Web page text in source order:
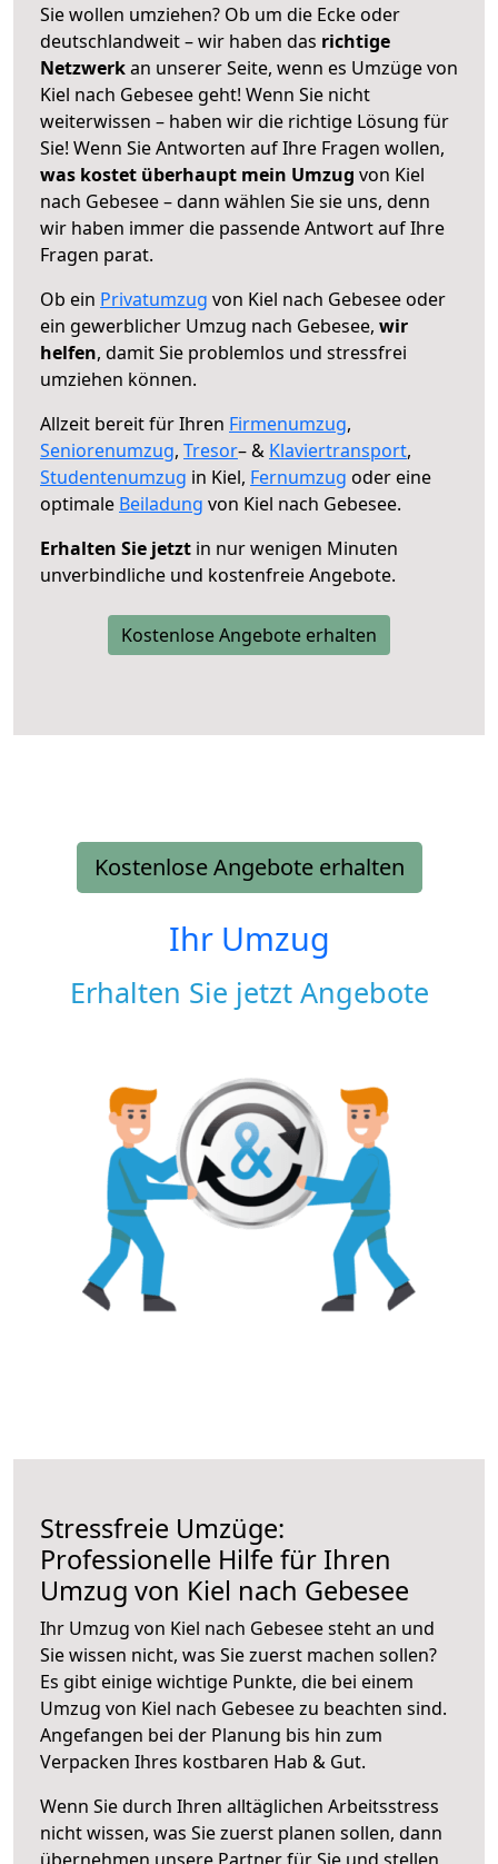
Sie wollen umziehen? Ob um die Ecke oder
deutschlandweit – wir haben das richtige
Netzwerkan unserer Seite, wenn es Umzüge von
Kiel nach Gebesee geht! Wenn Sie nicht
weiterwissen – haben wir die richtige Lösung für
Sie! Wenn Sie Antworten auf Ihre Fragen wollen,
was kostet überhaupt mein Umzug von Kiel
nach Gebesee – dann wählen Sie sie uns, denn
wir haben immer die passende Antwort auf Ihre
Fragen parat.
Ob ein Privatumzug von Kiel nach Gebesee oder
ein gewerblicher Umzug nach Gebesee, wir
helfen, damit Sie problemlos und stressfrei
umziehen können.
Allzeit bereit für Ihren Firmenumzug,
Seniorenumzug, Tresor– & Klaviertransport,
Studentenumzug in Kiel, Fernumzug oder eine
optimale Beiladung von Kiel nach Gebesee.
Erhalten Sie jetzt in nur wenigen Minuten
unverbindliche und kostenfreie Angebote.
Kostenlose Angebote erhalten
Kostenlose Angebote erhalten
Ihr Umzug
Erhalten Sie jetzt Angebote
Stressfreie Umzüge:
Professionelle Hilfe für Ihren
Umzug von Kiel nach Gebesee
Ihr Umzug von Kiel nach Gebesee steht an und
Sie wissen nicht, was Sie zuerst machen sollen?
Es gibt einige wichtige Punkte, die bei einem
Umzug von Kiel nach Gebesee zu beachten sind.
Angefangen bei der Planung bis hin zum
Verpacken Ihres kostbaren Hab & Gut.
Wenn Sie durch Ihren alltäglichen Arbeitsstress
nicht wissen, was Sie zuerst planen sollen, dann